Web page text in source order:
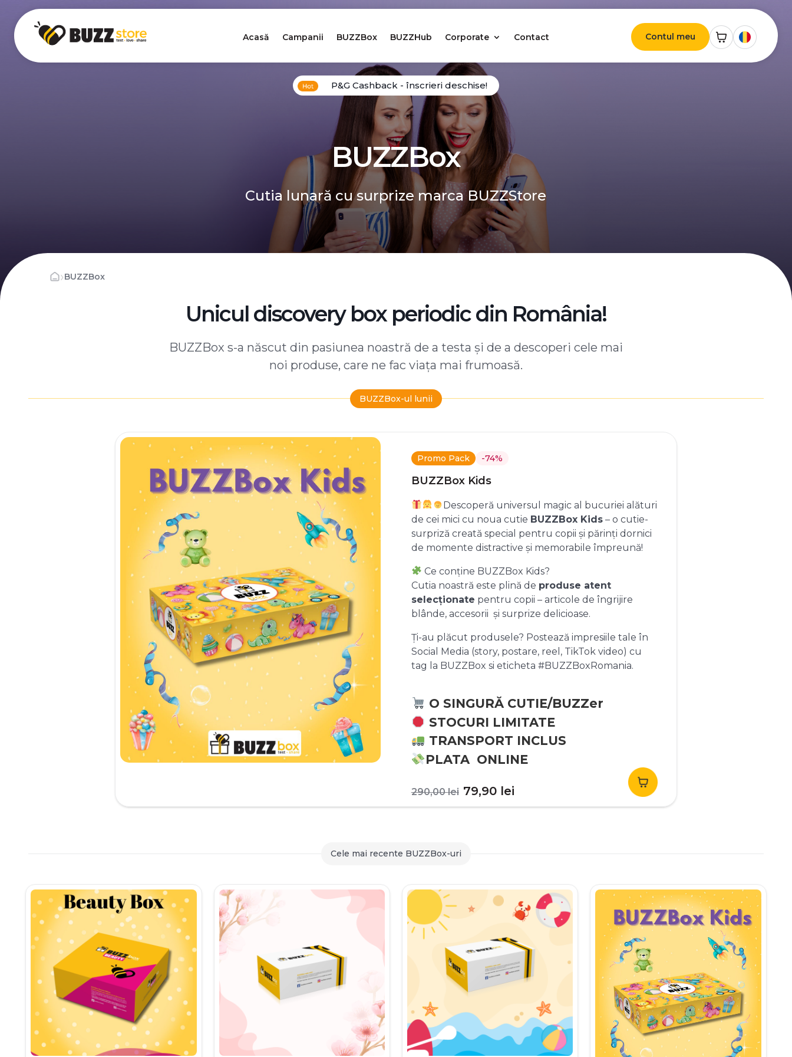
Acasă Campanii BUZZBox BUZZHub Corporate Contact Contul meu
P&G Cashback - înscrieri deschise!
BUZZBox
Cutia lunară cu surprize marca BUZZStore
›BUZZBox
Unicul discovery box periodic din România!
BUZZBox s-a născut din pasiunea noastră de a testa și de a descoperi cele mai
noi produse, care ne fac viața mai frumoasă.
BUZZBox-ul lunii
Promo Pack -74%
BUZZBox Kids
Descoperă universul magic al bucuriei alături
de cei mici cu noua cutie BUZZBox Kids– o cutie-
surpriză creată special pentru copii și părinți dornici
de momente distractive și memorabile împreună!
Ce conține BUZZBox Kids?
Cutia noastră este plină de produse atent
selecționate pentru copii – articole de îngrijire
blânde, accesorii și surprize delicioase.
Ți-au plăcut produsele? Postează impresiile tale în
Social Media (story, postare, reel, TikTok video) cu
tag la BUZZBox si eticheta #BUZZBoxRomania.
O SINGURĂ CUTIE/BUZZer
STOCURI LIMITATE
TRANSPORT INCLUS
PLATA ONLINE
290,00lei Prețul
inițial
79,90 leiPrețul
curent
Cele mai recente BUZZBox-uri